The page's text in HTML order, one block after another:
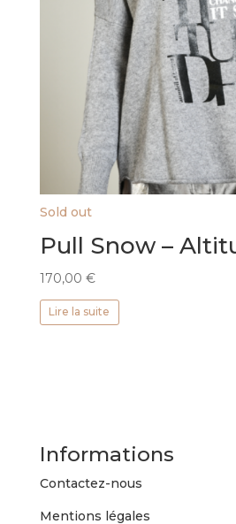
Sold out
Pull Snow –
170,00 €
Lire la suite
Informations
Contactez-nous
Mentions légales